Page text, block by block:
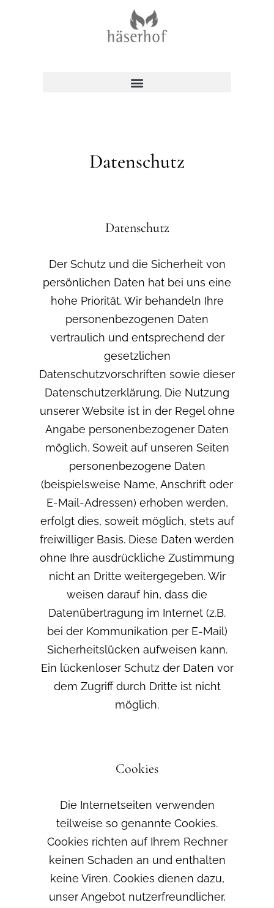
Datenschutz
Datenschutz
Der Schutz und die Sicherheit von
persönlichen Daten hat bei uns eine
hohe Priorität. Wir behandeln Ihre
personenbezogenen Daten
vertraulich und entsprechend der
gesetzlichen
Datenschutzvorschriften sowie dieser
Datenschutzerklärung. Die Nutzung
unserer Website ist in der Regel ohne
Angabe personenbezogener Daten
möglich. Soweit auf unseren Seiten
personenbezogene Daten
(beispielsweise Name, Anschrift oder
E-Mail-Adressen) erhoben werden,
erfolgt dies, soweit möglich, stets auf
freiwilliger Basis. Diese Daten werden
ohne Ihre ausdrückliche Zustimmung
nicht an Dritte weitergegeben. Wir
weisen darauf hin, dass die
Datenübertragung im Internet (z.B.
bei der Kommunikation per E-Mail)
Sicherheitslücken aufweisen kann.
Ein lückenloser Schutz der Daten vor
dem Zugriff durch Dritte ist nicht
möglich.
Cookies
Die Internetseiten verwenden
teilweise so genannte Cookies.
Cookies richten auf Ihrem Rechner
keinen Schaden an und enthalten
keine Viren. Cookies dienen dazu,
unser Angebot nutzerfreundlicher,